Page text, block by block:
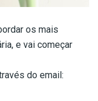
os mais
e vai começar
do email: